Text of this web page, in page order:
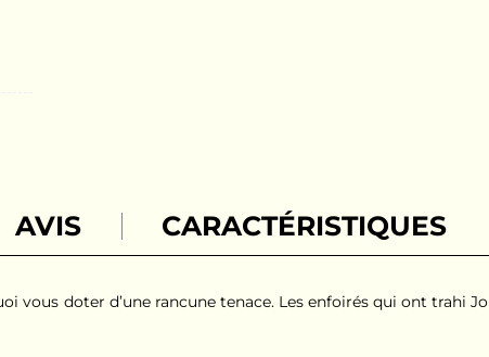
AVIS CARACTÉRISTIQUES
vous doter d’une rancune tenace. Les enfoirés qui ont trahi Jo